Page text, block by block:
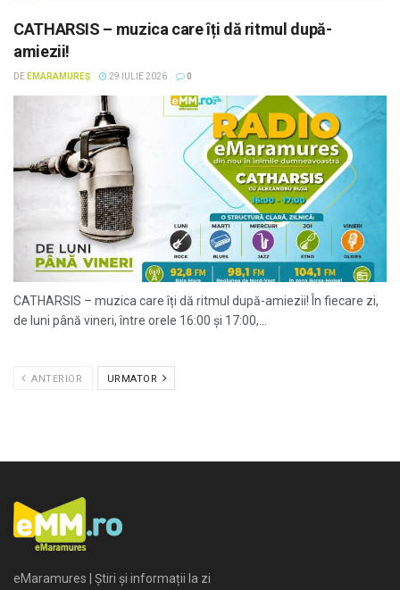
CATHARSIS – muzica care îți dă ritmul după-
amiezii!
DE EMARAMUREȘ 29 IULIE 2026 0
CATHARSIS – muzica care îți dă ritmul după-amiezii! În fiecare zi,
de luni până vineri, între orele 16:00 și 17:00,...
ANTERIOR URMATOR
eMaramures | Știri și informații la zi